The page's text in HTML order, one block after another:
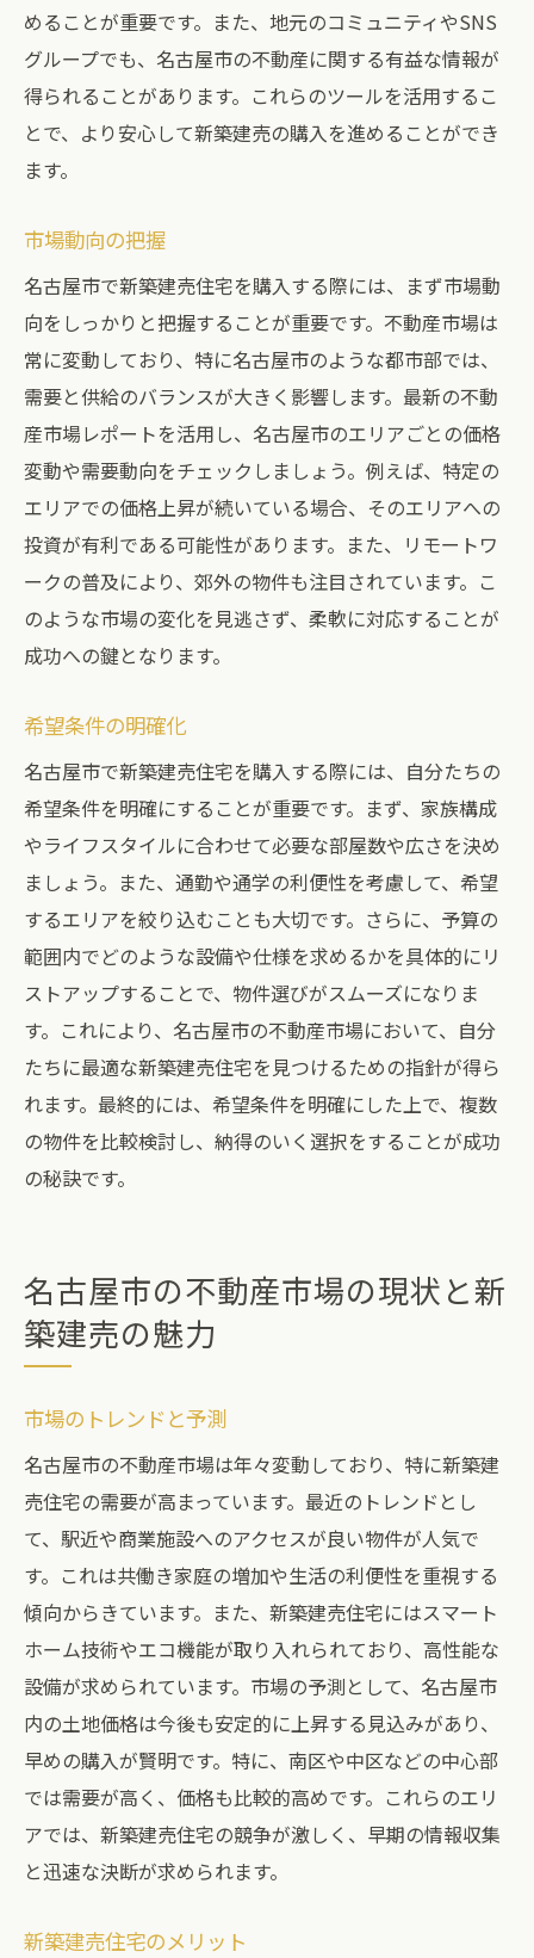
めることが重要です。また、地元のコミュニティやSNS
グループでも、名古屋市の不動産に関する有益な情報が
得られることがあります。これらのツールを活用するこ
とで、より安心して新築建売の購入を進めることができ
ます。
市場動向の把握
名古屋市で新築建売住宅を購入する際には、まず市場動
向をしっかりと把握することが重要です。不動産市場は
常に変動しており、特に名古屋市のような都市部では、
需要と供給のバランスが大きく影響します。最新の不動
産市場レポートを活用し、名古屋市のエリアごとの価格
変動や需要動向をチェックしましょう。例えば、特定の
エリアでの価格上昇が続いている場合、そのエリアへの
投資が有利である可能性があります。また、リモートワ
ークの普及により、郊外の物件も注目されています。こ
のような市場の変化を見逃さず、柔軟に対応することが
成功への鍵となります。
希望条件の明確化
名古屋市で新築建売住宅を購入する際には、自分たちの
希望条件を明確にすることが重要です。まず、家族構成
やライフスタイルに合わせて必要な部屋数や広さを決め
ましょう。また、通勤や通学の利便性を考慮して、希望
するエリアを絞り込むことも大切です。さらに、予算の
範囲内でどのような設備や仕様を求めるかを具体的にリ
ストアップすることで、物件選びがスムーズになりま
す。これにより、名古屋市の不動産市場において、自分
たちに最適な新築建売住宅を見つけるための指針が得ら
れます。最終的には、希望条件を明確にした上で、複数
の物件を比較検討し、納得のいく選択をすることが成功
の秘訣です。
名古屋市の不動産市場の現状と新
築建売の魅力
市場のトレンドと予測
名古屋市の不動産市場は年々変動しており、特に新築建
売住宅の需要が高まっています。最近のトレンドとし
て、駅近や商業施設へのアクセスが良い物件が人気で
す。これは共働き家庭の増加や生活の利便性を重視する
傾向からきています。また、新築建売住宅にはスマート
ホーム技術やエコ機能が取り入れられており、高性能な
設備が求められています。市場の予測として、名古屋市
内の土地価格は今後も安定的に上昇する見込みがあり、
早めの購入が賢明です。特に、南区や中区などの中心部
では需要が高く、価格も比較的高めです。これらのエリ
アでは、新築建売住宅の競争が激しく、早期の情報収集
と迅速な決断が求められます。
新築建売住宅のメリット